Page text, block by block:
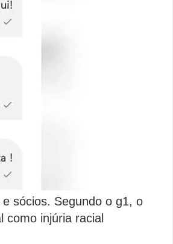
sócios. Segundo o g1, o
como injúria racial